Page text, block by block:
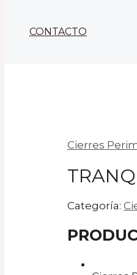
CONTACTO
Cierres
Categoría: